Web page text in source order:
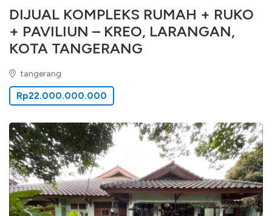
DIJUAL KOMPLEKS RUMAH + RUKO
+ PAVILIUN – KREO, LARANGAN,
KOTA TANGERANG
tangerang
Rp22.000.000.000